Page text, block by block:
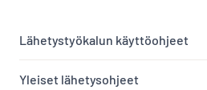
Lähetystyökalun käyttöohjeet
Yleiset lähetysohjeet